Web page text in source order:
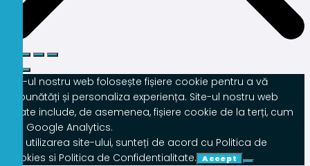
Site-ul nostru web folosește fișiere cookie pentru a vă
îmbunătăți și personaliza experiența. Site-ul nostru web
poate include, de asemenea, fișiere cookie de la terți, cum
ar fi Google Analytics.
Prin utilizarea site-ului, sunteți de acord cu Politica de
Cookies si Politica de Confidentialitate. Accept